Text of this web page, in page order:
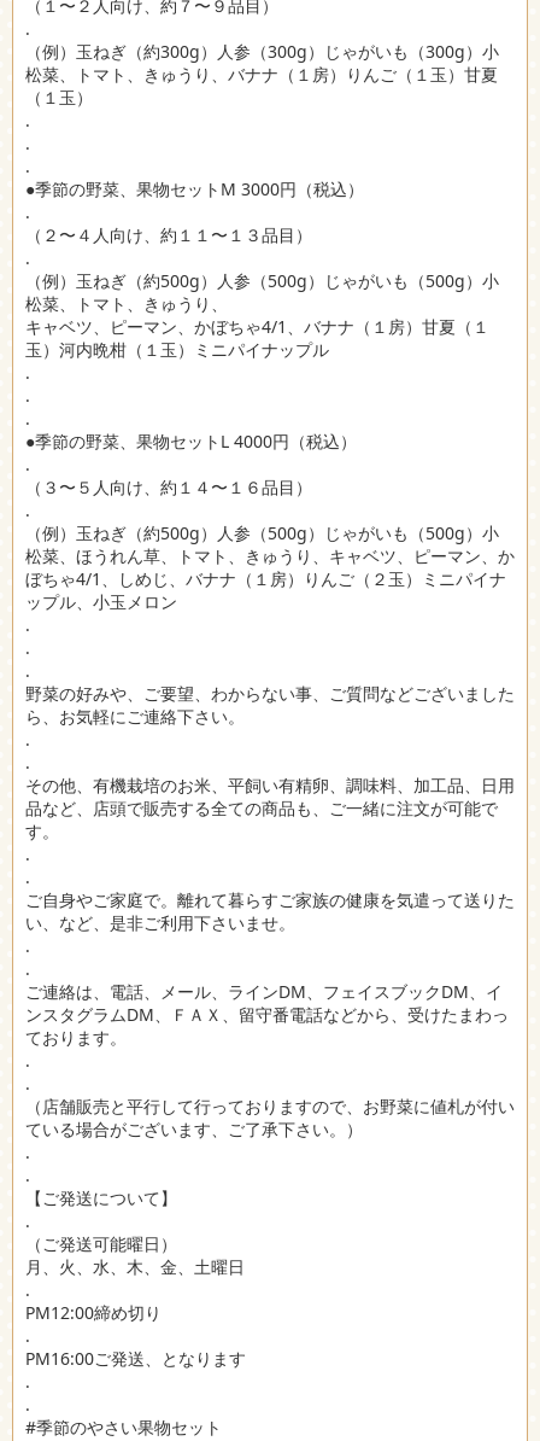
（１〜２人向け、約７〜９品目）
.
（例）玉ねぎ（約300g）人参（300g）じゃがいも（300g）小
松菜、トマト、きゅうり、バナナ（１房）りんご（１玉）甘夏
（１玉）
.
.
.
●季節の野菜、果物セットM 3000円（税込）
.
（２〜４人向け、約１１〜１３品目）
.
（例）玉ねぎ（約500g）人参（500g）じゃがいも（500g）小
松菜、トマト、きゅうり、
キャベツ、ピーマン、かぼちゃ4/1、バナナ（１房）甘夏（１
玉）河内晩柑（１玉）ミニパイナップル
.
.
.
●季節の野菜、果物セットL 4000円（税込）
.
（３〜５人向け、約１４〜１６品目）
.
（例）玉ねぎ（約500g）人参（500g）じゃがいも（500g）小
松菜、ほうれん草、トマト、きゅうり、キャベツ、ピーマン、か
ぼちゃ4/1、しめじ、バナナ（１房）りんご（２玉）ミニパイナ
ップル、小玉メロン
.
.
.
野菜の好みや、ご要望、わからない事、ご質問などございました
ら、お気軽にご連絡下さい。
.
.
その他、有機栽培のお米、平飼い有精卵、調味料、加工品、日用
品など、店頭で販売する全ての商品も、ご一緒に注文が可能で
す。
.
.
ご自身やご家庭で。離れて暮らすご家族の健康を気遣って送りた
い、など、是非ご利用下さいませ。
.
.
ご連絡は、電話、メール、ラインDM、フェイスブックDM、イ
ンスタグラムDM、ＦＡＸ、留守番電話などから、受けたまわっ
ております。
.
.
（店舗販売と平行して行っておりますので、お野菜に値札が付い
ている場合がございます、ご了承下さい。）
.
.
【ご発送について】
.
（ご発送可能曜日）
月、火、水、木、金、土曜日
.
PM12:00締め切り
.
PM16:00ご発送、となります
.
.
#季節のやさい果物セット